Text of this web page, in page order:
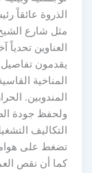
الذروة عائقاً
مثل شارع
العناوين
يقدمون
المناخية
المندوبين.
ولحفظ جودة
التكاليف
تضغط على
كما أن نقص